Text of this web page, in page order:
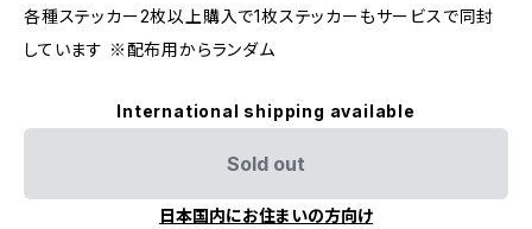
各種ステッカー2枚以上購入で1枚ステッカーもサービスで同封
しています ※配布用からランダム
International shipping available
Sold out
日本国内にお住まいの方向け